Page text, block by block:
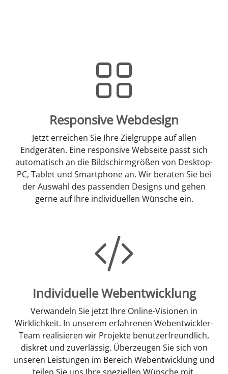
Responsive Webdesign
Jetzt erreichen Sie Ihre Zielgruppe auf allen
Endgeräten. Eine responsive Webseite passt sich
automatisch an die Bildschirmgrößen von Desktop-
PC, Tablet und Smartphone an. Wir beraten Sie bei
der Auswahl des passenden Designs und gehen
gerne auf Ihre individuellen Wünsche ein.
Individuelle Webentwicklung
Verwandeln Sie jetzt Ihre Online-Visionen in
Wirklichkeit. In unserem erfahrenen Webentwickler-
Team realisieren wir Projekte benutzerfreundlich,
diskret und zuverlässig. Überzeugen Sie sich von
unseren Leistungen im Bereich Webentwicklung und